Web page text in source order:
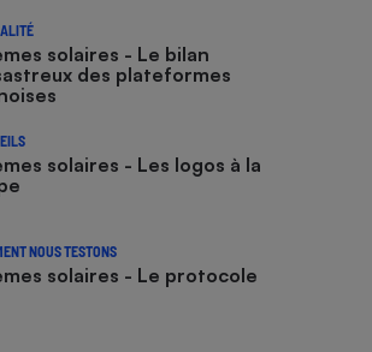
solaires - Le bilan
des plateformes
solaires - Les logos à la
NOUS TESTONS
solaires - Le protocole